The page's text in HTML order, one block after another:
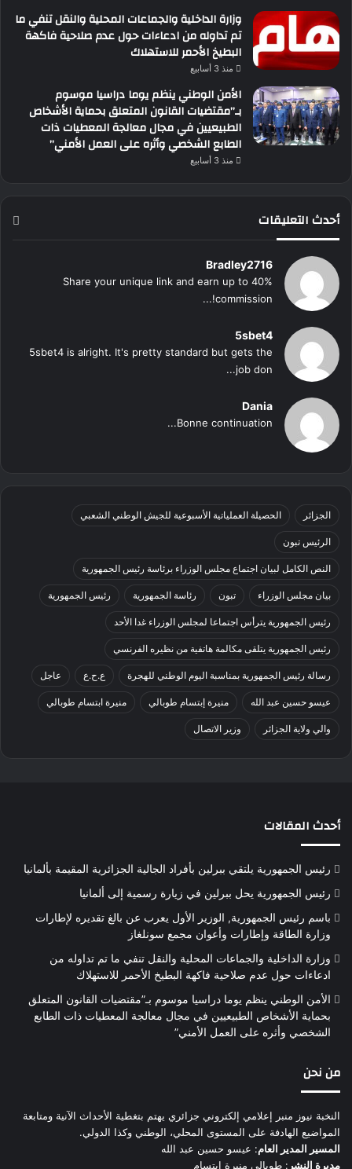
وزارة الداخلية والجماعات المحلية والنقل تنفي ما
تم تداوله من ادعاءات حول عدم صلاحية فاكهة
البطيخ الأحمر للاستهلاك
منذ 3 أسابيع
الأمن الوطني ينظم يوما دراسيا موسوم
بـ”مقتضيات القانون المتعلق بحماية الأشخاص
الطبيعيين في مجال معالجة المعطيات ذات
الطابع الشخصي وأثره على العمل الأمني”
منذ 3 أسابيع
أحدث التعليقات
Bradley2716
Share your unique link and earn up to 40%
commission!...
5sbet4
5sbet4 is alright. It's pretty standard but gets the
job don...
Dania
Bonne continuation...
الجزائر الحصيلة العملياتية الأسبوعية للجيش الوطني الشعبي
الرئيس تبون
النص الكامل لبيان اجتماع مجلس الوزراء برئاسة رئيس الجمهورية
بيان مجلس الوزراء تبون رئاسة الجمهورية رئيس الجمهورية
رئيس الجمهورية يترأس اجتماعا لمجلس الوزراء غدا الأحد
رئيس الجمهورية يتلقى مكالمة هاتفية من نظيره الفرنسي
رسالة رئيس الجمهورية بمناسبة اليوم الوطني للهجرة ع.ح.ع عاجل
عيسو حسين عبد الله منيرة إبتسام طوبالي منيرة ابتسام طوبالي
والي ولاية الجزائر وزير الاتصال
أحدث المقالات
رئيس الجمهورية يلتقي ببرلين بأفراد الجالية الجزائرية المقيمة بألمانيا
رئيس الجمهورية يحل ببرلين في زيارة رسمية إلى ألمانيا
باسم رئيس الجمهورية, الوزير الأول يعرب عن بالغ تقديره لإطارات
وزارة الطاقة وإطارات وأعوان مجمع سونلغاز
وزارة الداخلية والجماعات المحلية والنقل تنفي ما تم تداوله من
ادعاءات حول عدم صلاحية فاكهة البطيخ الأحمر للاستهلاك
الأمن الوطني ينظم يوما دراسيا موسوم بـ”مقتضيات القانون المتعلق
بحماية الأشخاص الطبيعيين في مجال معالجة المعطيات ذات الطابع
الشخصي وأثره على العمل الأمني”
من نحن
النخبة نيوز منبر إعلامي إلكتروني جزائري يهتم بتغطية الأحداث الآنية ومتابعة
المواضيع الهادفة على المستوى المحلي، الوطني وكذا الدولي.
المسير المدير العام: عيسو حسين عبد الله
مديرة النشر : طوبالي منيرة ابتسام